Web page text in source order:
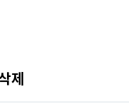
제